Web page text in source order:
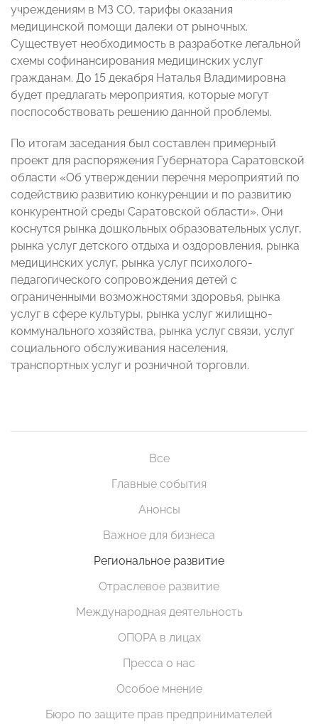
учреждениям в МЗ СО, тарифы оказания
медицинской помощи далеки от рыночных.
Существует необходимость в разработке легальной
схемы софинансирования медицинских услуг
гражданам. До 15 декабря Наталья Владимировна
будет предлагать мероприятия, которые могут
поспособствовать решению данной проблемы.
По итогам заседания был составлен примерный
проект для распоряжения Губернатора Саратовской
области «Об утверждении перечня мероприятий по
содействию развитию конкуренции и по развитию
конкурентной среды Саратовской области». Они
коснутся рынка дошкольных образовательных услуг,
рынка услуг детского отдыха и оздоровления, рынка
медицинских услуг, рынка услуг психолого-
педагогического сопровождения детей с
ограниченными возможностями здоровья, рынка
услуг в сфере культуры, рынка услуг жилищно-
коммунального хозяйства, рынка услуг связи, услуг
социального обслуживания населения,
транспортных услуг и розничной торговли.
Все
Главные события
Анонсы
Важное для бизнеса
Региональное развитие
Отраслевое развитие
Международная деятельность
ОПОРА в лицах
Пресса о нас
Особое мнение
Бюро по защите прав предпринимателей